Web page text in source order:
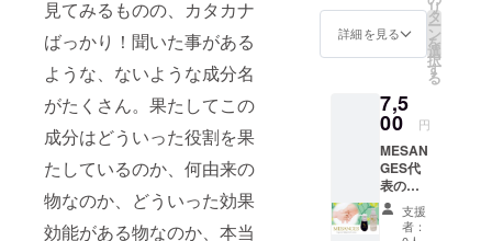
見てみるものの、カタカナ
ばっかり！聞いた事がある
ような、ないような成分名
がたくさん。果たしてこの
成分はどういった役割を果
たしているのか、何由来の
物なのか、どういった効果
効能がある物なのか、本当
オーガ
ニック
ベビー
オイル1
詳細を見る
リ
タ
ー
ン
を
選
択
す
る
7,5
00 円
MESAN
GES代
表の私
から心
を込め
支援
者：